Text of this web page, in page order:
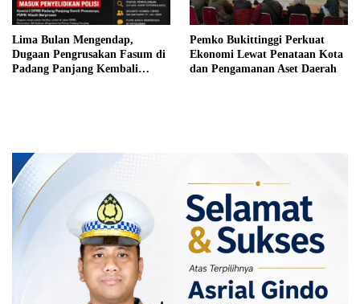
Lima Bulan Mengendap,
Dugaan Pengrusakan Fasum di
Padang Panjang Kembali
Pemko Bukittinggi Perkuat
Ekonomi Lewat Penataan Kota
dan Pengamanan Aset Daerah